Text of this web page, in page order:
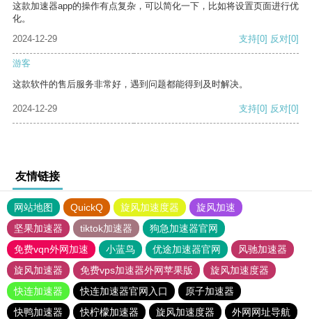
这款加速器app的操作有点复杂，可以简化一下，比如将设置页面进行优
化。
2024-12-29
支持[0] 反对[0]
游客
这款软件的售后服务非常好，遇到问题都能得到及时解决。
2024-12-29 支持[0] 反对[0]
友情链接
网站地图 QuickQ 旋风加速度器
旋风加速
坚果加速器
tiktok加速器
狗急加速器官网
免费vqn外网加速
小蓝鸟 优途加速器官网
风驰加速器
旋风加速器
免费vps加速器外网苹果版
旋风加速度器
快连加速器
快连加速器官网入口
原子加速器
快鸭加速器
快柠檬加速器 旋风加速度器
外网网址导航